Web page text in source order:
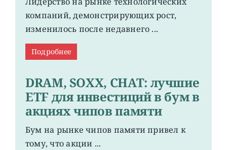
компаний, демонстрирующих рост,
изменилось после недавнего ...
Подробнее
DRAM, SOXX, CHAT: лучшие
ETF для инвестиций в бум в
акциях чипов памяти
Бум на рынке чипов памяти привел к
тому, что акции ...